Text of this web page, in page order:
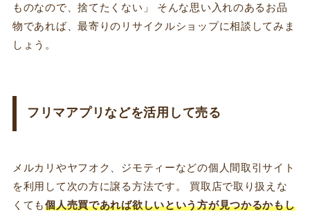
ものなので、捨てたくない」 そんな思い入れのあるお品
物であれば、最寄りのリサイクルショップに相談してみま
しょう。
フリマアプリなどを活用して売る
メルカリやヤフオク、ジモティーなどの個人間取引サイト
を利用して次の方に譲る方法です。 買取店で取り扱えな
くても個人売買であれば欲しいという方が見つかるかもし